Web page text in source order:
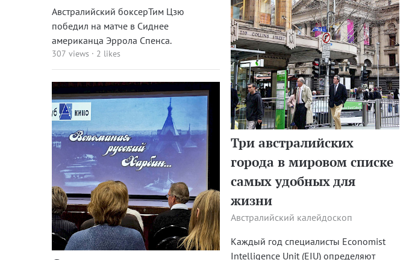
Австралийский боксерТим Цзю
победил на матче в Сиднее
американца Эррола Спенса.
307 views · 2 likes
Три австралийских
города в мировом списке
самых удобных для
жизни
Австралийский калейдоскоп
Каждый год специалисты Economist
Intelligence Unit (EIU) определяют